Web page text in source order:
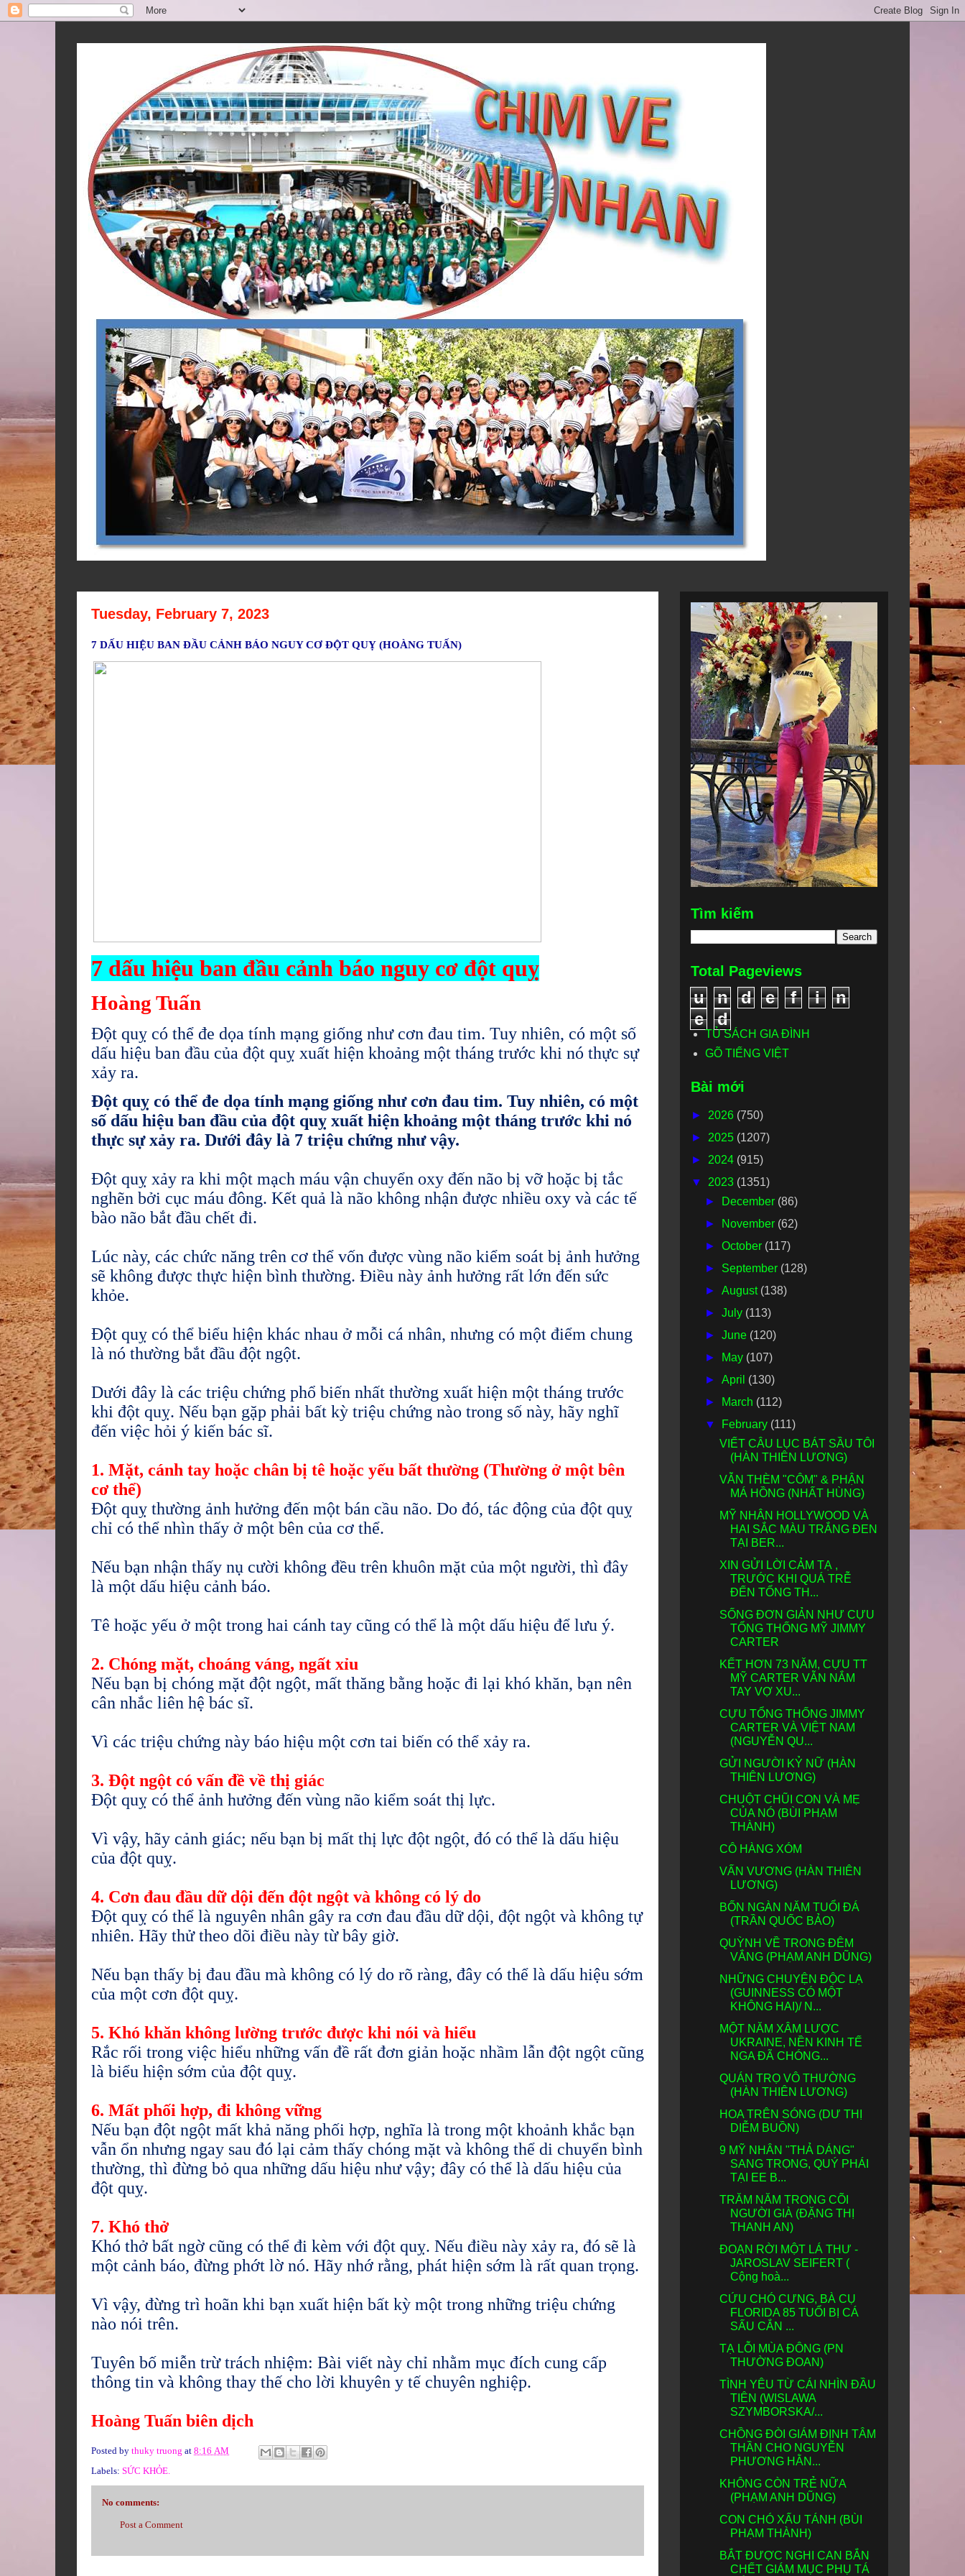
Tuesday, February 7, 2023
7 DẤU HIỆU BAN ĐẦU CẢNH BÁO NGUY CƠ ĐỘT QUỴ (HOÀNG TUẤN)
7 dấu hiệu ban đầu cảnh báo nguy cơ đột quỵ
Hoàng Tuấn
Đột quỵ có thể đe dọa tính mạng giống như cơn đau tim. Tuy nhiên, có một số
dấu hiệu ban đầu của đột quỵ xuất hiện khoảng một tháng trước khi nó thực sự
xảy ra.
Đột quỵ có thể đe dọa tính mạng giống như cơn đau tim. Tuy nhiên, có một
số dấu hiệu ban đầu của đột quỵ xuất hiện khoảng một tháng trước khi nó
thực sự xảy ra. Dưới đây là 7 triệu chứng như vậy.
Đột quỵ xảy ra khi một mạch máu vận chuyển oxy đến não bị vỡ hoặc bị tắc
nghẽn bởi cục máu đông. Kết quả là não không nhận được nhiều oxy và các tế
bào não bắt đầu chết đi.
Lúc này, các chức năng trên cơ thể vốn được vùng não kiểm soát bị ảnh hưởng
sẽ không được thực hiện bình thường. Điều này ảnh hưởng rất lớn đến sức
khỏe.
Đột quỵ có thể biểu hiện khác nhau ở mỗi cá nhân, nhưng có một điểm chung
là nó thường bắt đầu đột ngột.
Dưới đây là các triệu chứng phổ biến nhất thường xuất hiện một tháng trước
khi đột quỵ. Nếu bạn gặp phải bất kỳ triệu chứng nào trong số này, hãy nghĩ
đến việc hỏi ý kiến bác sĩ.
1. Mặt, cánh tay hoặc chân bị tê hoặc yếu bất thường (Thường ở một bên
cơ thể)
Đột quỵ thường ảnh hưởng đến một bán cầu não. Do đó, tác động của đột quỵ
chỉ có thể nhìn thấy ở một bên của cơ thể.
Nếu bạn nhận thấy nụ cười không đều trên khuôn mặt của một người, thì đây
là một dấu hiệu cảnh báo.
Tê hoặc yếu ở một trong hai cánh tay cũng có thể là một dấu hiệu để lưu ý.
2. Chóng mặt, choáng váng, ngất xỉu
Nếu bạn bị chóng mặt đột ngột, mất thăng bằng hoặc đi lại khó khăn, bạn nên
cân nhắc liên hệ bác sĩ.
Vì các triệu chứng này báo hiệu một cơn tai biến có thể xảy ra.
3. Đột ngột có vấn đề về thị giác
Đột quỵ có thể ảnh hưởng đến vùng não kiểm soát thị lực.
Vì vậy, hãy cảnh giác; nếu bạn bị mất thị lực đột ngột, đó có thể là dấu hiệu
của đột quỵ.
4. Cơn đau đầu dữ dội đến đột ngột và không có lý do
Đột quỵ có thể là nguyên nhân gây ra cơn đau đầu dữ dội, đột ngột và không tự
nhiên. Hãy thử theo dõi điều này từ bây giờ.
Nếu bạn thấy bị đau đầu mà không có lý do rõ ràng, đây có thể là dấu hiệu sớm
của một cơn đột quỵ.
5. Khó khăn không lường trước được khi nói và hiểu
Rắc rối trong việc hiểu những vấn đề rất đơn giản hoặc nhầm lẫn đột ngột cũng
là biểu hiện sớm của đột quỵ.
6. Mất phối hợp, đi không vững
Nếu bạn đột ngột mất khả năng phối hợp, nghĩa là trong một khoảnh khắc bạn
vẫn ổn nhưng ngay sau đó lại cảm thấy chóng mặt và không thể di chuyển bình
thường, thì đừng bỏ qua những dấu hiệu như vậy; đây có thể là dấu hiệu của
đột quỵ.
7. Khó thở
Khó thở bất ngờ cũng có thể đi kèm với đột quỵ. Nếu điều này xảy ra, đó sẽ là
một cảnh báo, đừng phớt lờ nó. Hãy nhớ rằng, phát hiện sớm là rất quan trọng.
Vì vậy, đừng trì hoãn khi bạn xuất hiện bất kỳ một trong những triệu chứng
nào nói trên.
Tuyên bố miễn trừ trách nhiệm: Bài viết này chỉ nhằm mục đích cung cấp
thông tin và không thay thế cho lời khuyên y tế chuyên nghiệp.
Hoàng Tuấn biên dịch
Posted by thuky truong at 8:16 AM
Labels: SỨC KHỎE.
No comments:
Post a Comment
Tìm kiếm
Total Pageviews
u n d e f i
n
e
d
TỦ SÁCH GIA ĐÌNH
GÕ TIẾNG VIỆT
Bài mới
► 2026 (750)
► 2025 (1207)
► 2024 (915)
▼ 2023 (1351)
►
December (86)
►
November (62)
►October (117)
► September (128)
►August (138)
►July (113)
►June (120)
►
May (107)
►April (130)
►
March (112)
▼
February (111)
VIẾT CÂU LỤC BÁT SẦU TÔI
(HÀN THIÊN LƯƠNG)
VẪN THÈM "CÔM" & PHẬN
MÁ HỒNG (NHẤT HÙNG)
MỸ NHÂN HOLLYWOOD VÀ
HAI SẮC MÀU TRẮNG ĐEN
TẠI BER...
XIN GỬI LỜI CẢM TẠ ,
TRƯỚC KHI QUÁ TRỄ
ĐẾN TỔNG TH...
SỐNG ĐƠN GIẢN NHƯ CỰU
TỔNG THỐNG MỸ JIMMY
CARTER
KẾT HƠN 73 NĂM, CỰU TT
MỸ CARTER VẪN NẮM
TAY VỢ XU...
CỰU TỔNG THỐNG JIMMY
CARTER VÀ VIỆT NAM
(NGUYỄN QU...
GỬI NGƯỜI KỶ NỮ (HÀN
THIÊN LƯƠNG)
CHUỘT CHŨI CON VÀ MẸ
CỦA NÓ (BÙI PHẠM
THÀNH)
CÔ HÀNG XÓM
VẤN VƯƠNG (HÀN THIÊN
LƯƠNG)
BỐN NGÀN NĂM TUỔI ĐÁ
(TRẦN QUỐC BẢO)
QUỲNH VỀ TRONG ĐÊM
VẮNG (PHẠM ANH DŨNG)
NHỮNG CHUYỆN ĐỘC LẠ
(GUINNESS CÓ MỘT
KHÔNG HAI)/ N...
MỘT NĂM XÂM LƯỢC
UKRAINE, NỀN KINH TẾ
NGA ĐÃ CHÓNG...
QUÁN TRỌ VÔ THƯỜNG
(HÀN THIÊN LƯƠNG)
HOA TRÊN SÓNG (DƯ THỊ
DIỄM BUỒN)
9 MỸ NHÂN "THẢ DÁNG"
SANG TRỌNG, QUÝ PHÁI
TẠI EE B...
TRĂM NĂM TRONG CÕI
NGƯỜI GIÀ (ĐẶNG THỊ
THANH AN)
ĐOẠN RỜI MỘT LÁ THƯ -
JAROSLAV SEIFERT (
Cộng hoà...
CỨU CHÓ CƯNG, BÀ CỤ
FLORIDA 85 TUỔI BỊ CÁ
SẤU CẮN ...
TẠ LỖI MÙA ĐÔNG (PN
THƯỜNG ĐOAN)
TÌNH YÊU TỪ CÁI NHÌN ĐẦU
TIÊN (WISLAWA
SZYMBORSKA/...
CHỒNG ĐÒI GIÁM ĐỊNH TÂM
THẦN CHO NGUYỄN
PHƯƠNG HẰN...
KHÔNG CÒN TRẺ NỮA
(PHẠM ANH DŨNG)
CON CHÓ XẤU TÁNH (BÙI
PHẠM THÀNH)
BẮT ĐƯỢC NGHI CAN BẮN
CHẾT GIÁM MỤC PHỤ TÁ